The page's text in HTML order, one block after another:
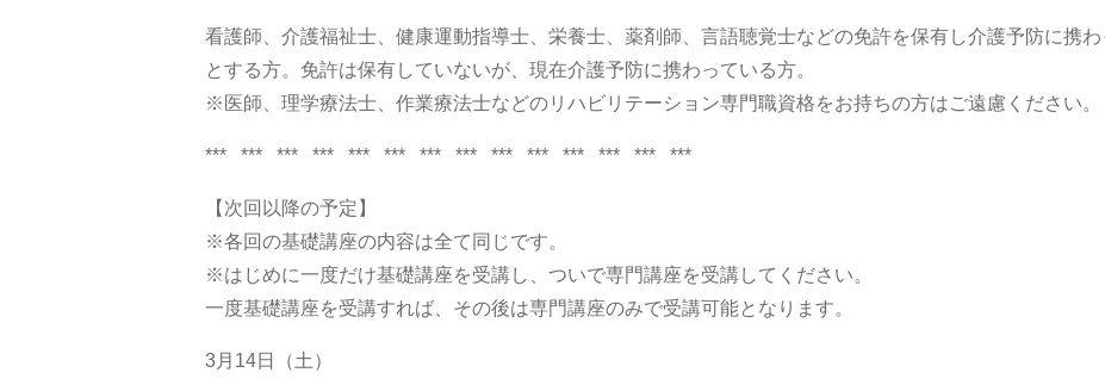
看護師、介護福祉士、健康運動指導士、栄養士、薬剤師、言語聴覚士などの免許を保有し介護予防に携
とする方。免許は保有していないが、現在介護予防に携わっている方。
※医師、理学療法士、作業療法士などのリハビリテーション専門職資格をお持ちの方はご遠慮ください。
*** *** *** *** *** *** *** *** *** *** *** *** *** ***
【次回以降の予定】
※各回の基礎講座の内容は全て同じです。
※はじめに⼀度だけ基礎講座を受講し、ついで専⾨講座を受講してください。
⼀度基礎講座を受講すれば、その後は専⾨講座のみで受講可能となります。
3月14日（土）